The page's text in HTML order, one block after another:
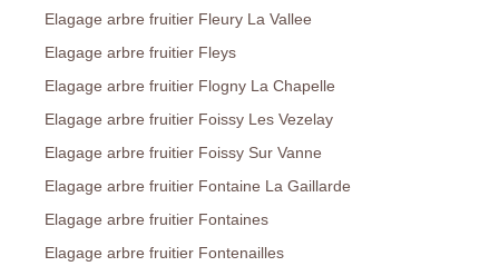
Elagage arbre fruitier Fleury La Vallee
Elagage arbre fruitier Fleys
Elagage arbre fruitier Flogny La Chapelle
Elagage arbre fruitier Foissy Les Vezelay
Elagage arbre fruitier Foissy Sur Vanne
Elagage arbre fruitier Fontaine La Gaillarde
Elagage arbre fruitier Fontaines
Elagage arbre fruitier Fontenailles